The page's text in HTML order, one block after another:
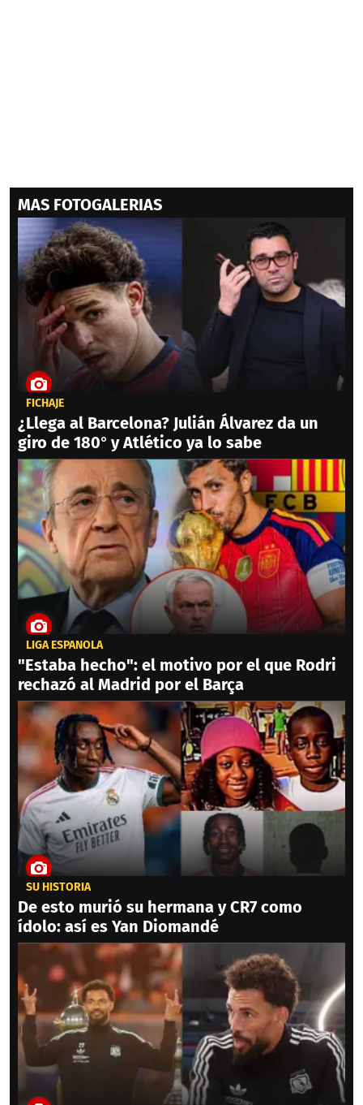
MAS FOTOGALERIAS
FICHAJE
¿Llega al Barcelona? Julián Álvarez da un
giro de 180° y Atlético ya lo sabe
LIGA ESPAÑOLA
"Estaba hecho": el motivo por el que Rodri
rechazó al Madrid por el Barça
SU HISTORIA
De esto murió su hermana y CR7 como
ídolo: así es Yan Diomandé